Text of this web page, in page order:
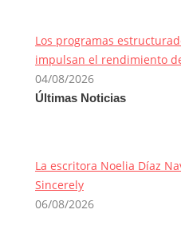
Los programas
impulsan el rendimiento
04/08/2026
Últimas Noticias
La escritora Noelia Díaz
Sincerely
06/08/2026